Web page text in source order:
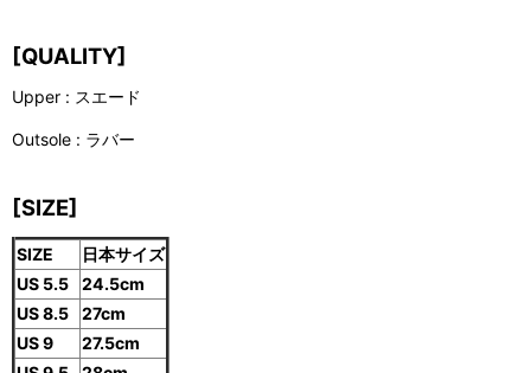
[QUALITY]
Upper : スエード
Outsole : ラバー
[SIZE]
SIZE
日本サイズ
US 5.5
24.5cm
US 8.5
27cm
US 9
27.5cm